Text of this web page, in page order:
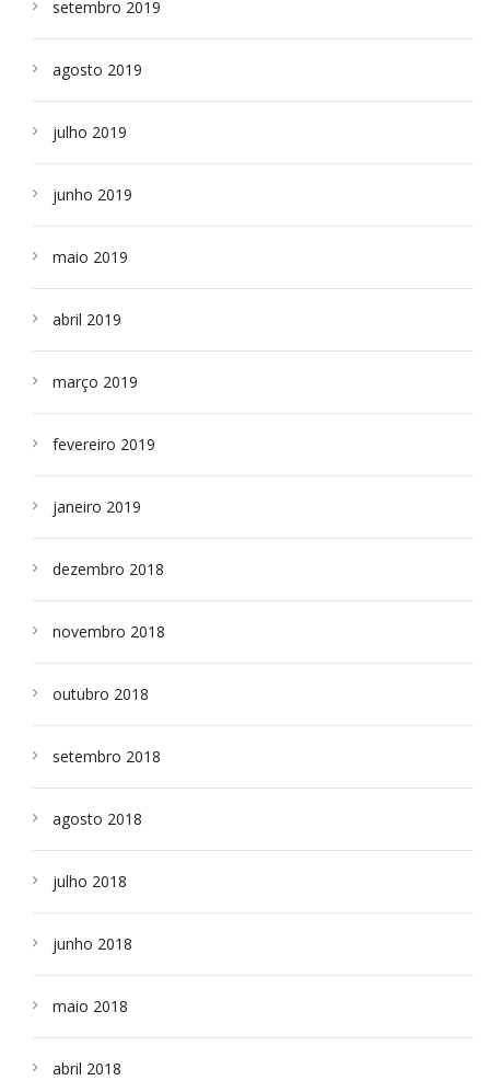
setembro 2019
agosto 2019
julho 2019
junho 2019
maio 2019
abril 2019
março 2019
fevereiro 2019
janeiro 2019
dezembro 2018
novembro 2018
outubro 2018
setembro 2018
agosto 2018
julho 2018
junho 2018
maio 2018
abril 2018